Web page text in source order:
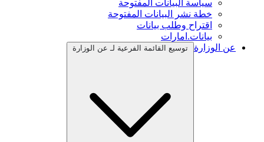
سياسة البيانات المفتوحة
خطة نشر البيانات المفتوحة
اقتراح وطلب بيانات
بيانات.امارات
عن الوزارة
توسيع القائمة الفرعية لـ عن الوزارة